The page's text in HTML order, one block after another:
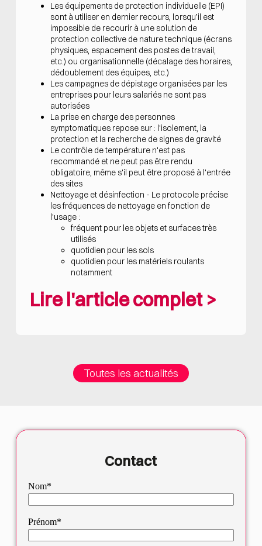
Les équipements de protection individuelle (EPI)
sont à utiliser en dernier recours, lorsqu’il est
impossible de recourir à une solution de
protection collective de nature technique (écrans
physiques, espacement des postes de travail,
etc.) ou organisationnelle (décalage des horaires,
dédoublement des équipes, etc.)
Les campagnes de dépistage organisées par les
entreprises pour leurs salariés ne sont pas
autorisées
La prise en charge des personnes
symptomatiques repose sur : l'isolement, la
protection et la recherche de signes de gravité
Le contrôle de température n'est pas
recommandé et ne peut pas être rendu
obligatoire, même s'il peut être proposé à l'entrée
des sites
Nettoyage et désinfection - Le protocole précise
les fréquences de nettoyage en fonction de
l'usage :
fréquent pour les objets et surfaces très
utilisés
quotidien pour les sols
quotidien pour les matériels roulants
notamment
Lire l'articlecomplet >
Toutes les actualités
Contact
Nom*
Prénom*